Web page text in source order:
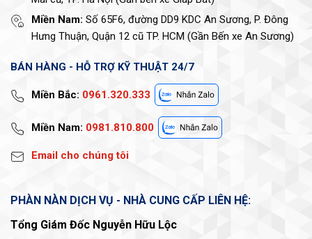
Miền Nam: Số 65F6, đường DD9 KDC An Sương, P. Đông
Hưng Thuận, Quận 12 cũ TP. HCM (Gần Bến xe An Sương)
BÁN HÀNG - HỖ TRỢ KỸ THUẬT 24/7
Miền Bắc: 0961.320.333
Miền Nam: 0981.810.800
Email cho chúng tôi
PHÀN NÀN DỊCH VỤ - NHÀ CUNG CẤP LIÊN HỆ:
Tổng Giám Đốc Nguyễn Hữu Lộc